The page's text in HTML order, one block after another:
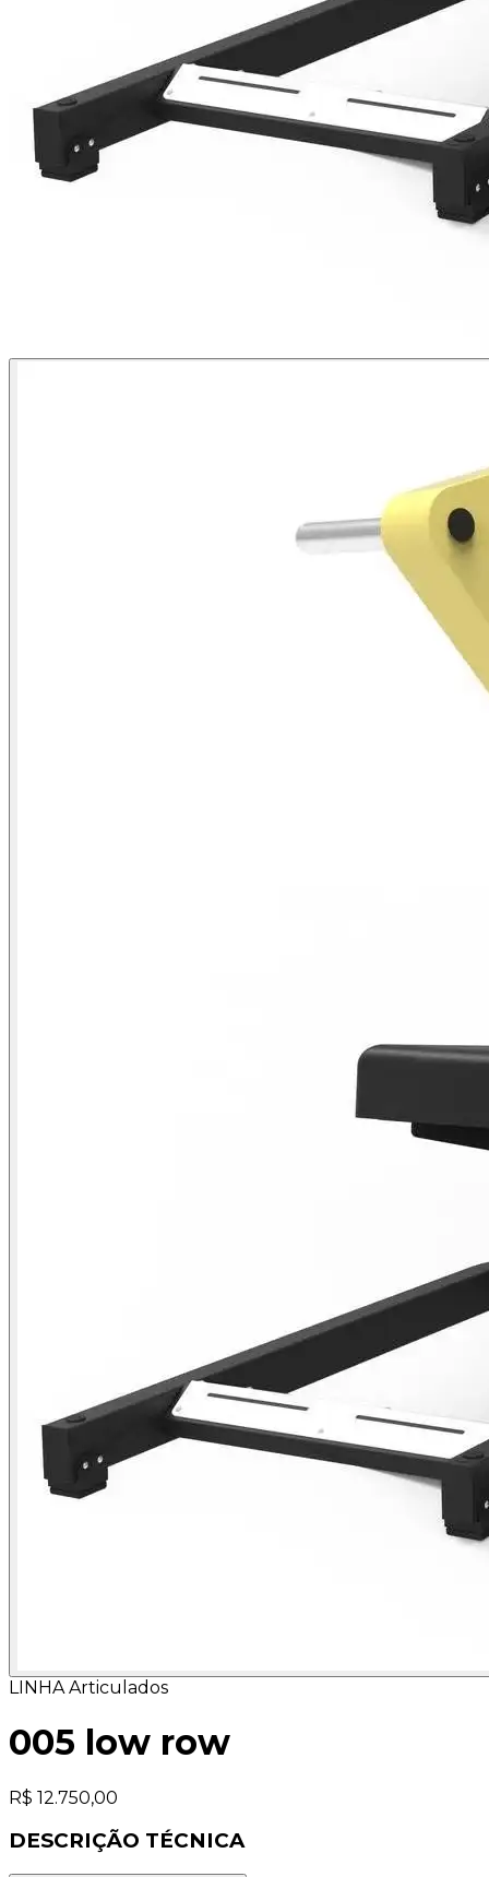
LINHA Articulados
005 low row
R$ 12.750,00
DESCRIÇÃO TÉCNICA